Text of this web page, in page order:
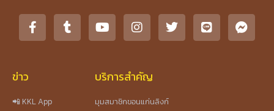
ข่าว
📲 KKL App
บริการสำคัญ
มุมสมาชิกขอนแก่นลิงก์